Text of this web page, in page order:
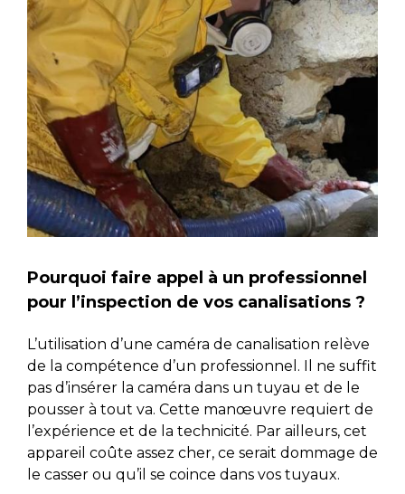
Pourquoi faire appel à un professionnel
pour l’inspection de vos canalisations ?
L’utilisation d’une caméra de canalisation relève
de la compétence d’un professionnel. Il ne suffit
pas d’insérer la caméra dans un tuyau et de le
pousser à tout va. Cette manœuvre requiert de
l’expérience et de la technicité. Par ailleurs, cet
appareil coûte assez cher, ce serait dommage de
le casser ou qu’il se coince dans vos tuyaux.